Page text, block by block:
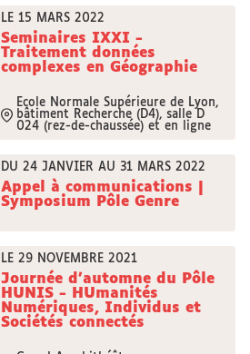
LE 15 MARS 2022
Seminaires IXXI -
Traitement données
complexes en Géographie
Ecole Normale Supérieure de Lyon,
bâtiment Recherche (D4), salle D
024 (rez-de-chaussée) et en ligne
DU 24 JANVIER AU 31 MARS 2022
Appel à communications |
Symposium Pôle Genre
LE 29 NOVEMBRE 2021
Journée d’automne du Pôle
HUNIS - HUmanités
Numériques, Individus et
Sociétés connectés